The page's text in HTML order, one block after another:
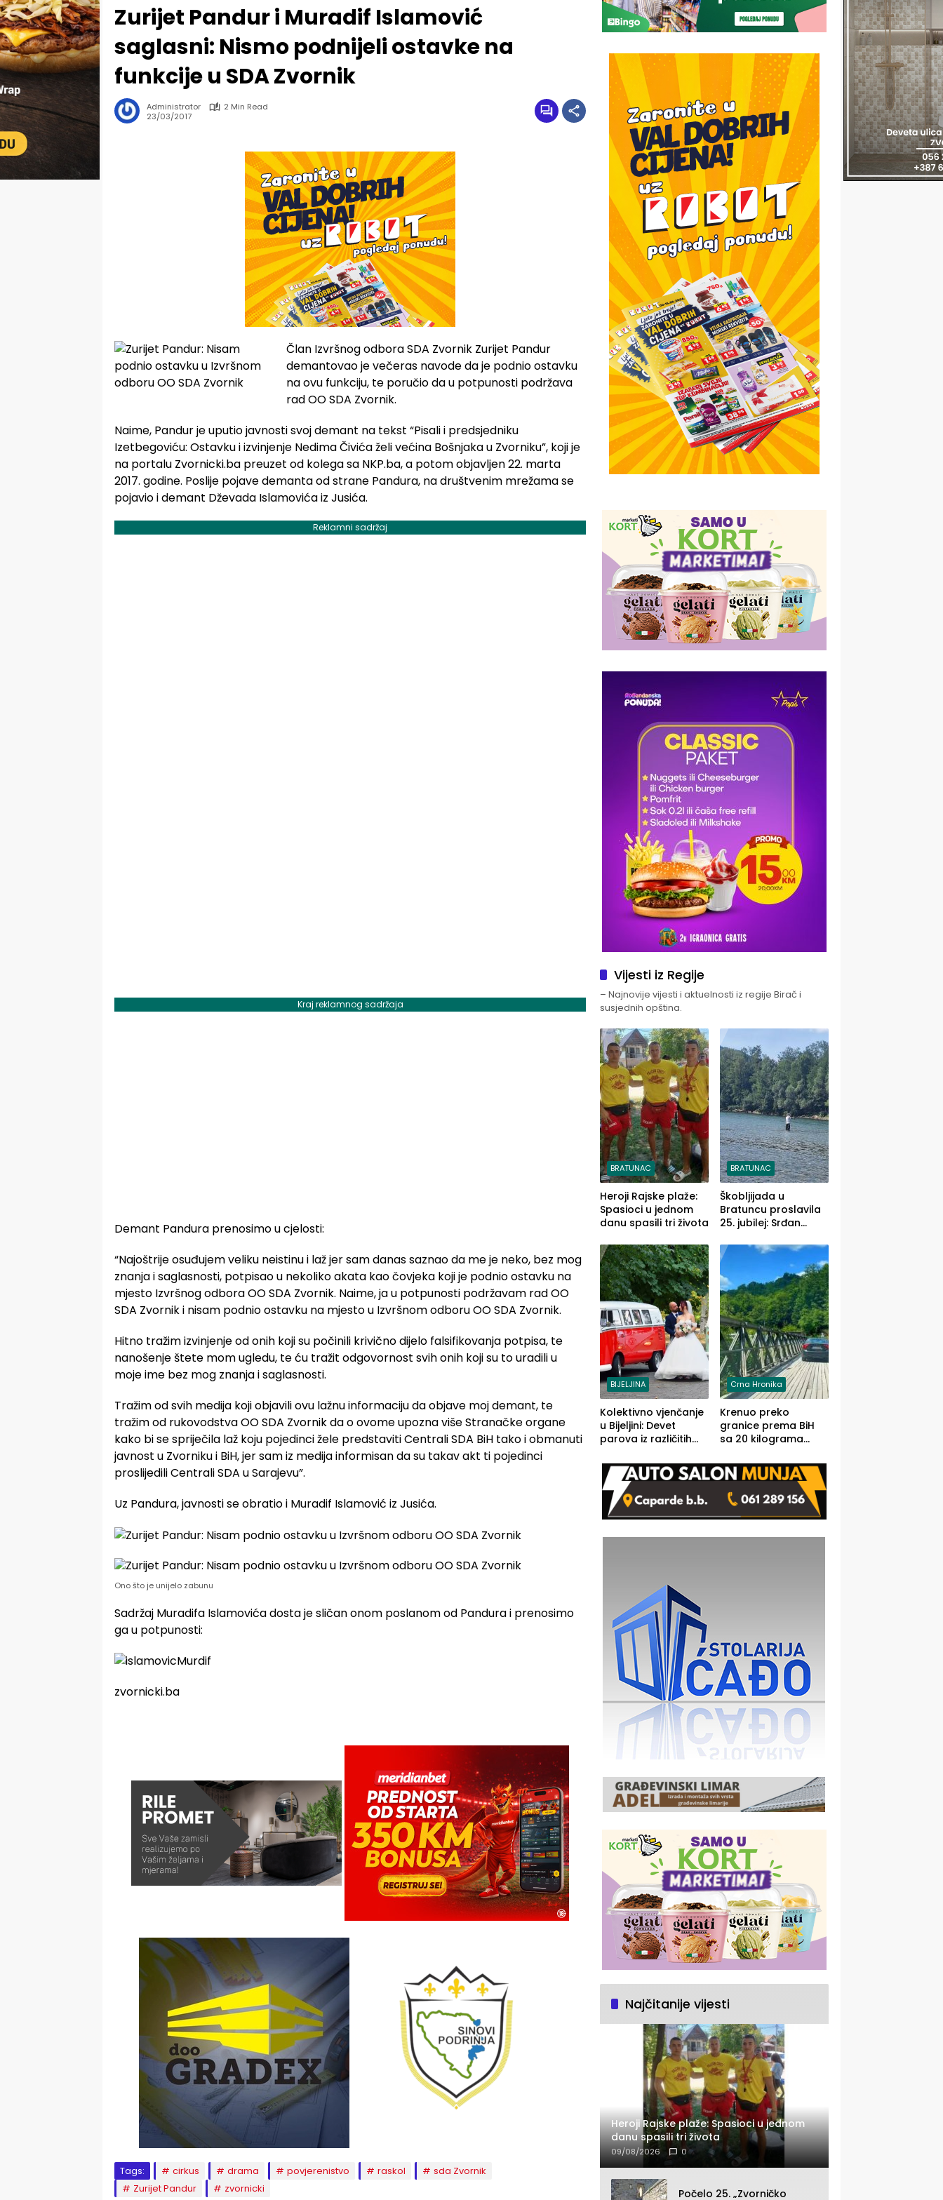
Zurijet Pandur i Muradif Islamović
saglasni: Nismo podnijeli ostavke na
funkcije u SDA Zvornik
Administrator
2 Min Read
23/03/2017
Član Izvršnog odbora SDA Zvornik Zurijet Pandur
demantovao je večeras navode da je podnio ostavku
na ovu funkciju, te poručio da u potpunosti podržava
rad OO SDA Zvornik.
Naime, Pandur je uputio javnosti svoj demant na tekst “Pisali i predsjedniku
Izetbegoviću: Ostavku i izvinjenje Nedima Čivića želi većina Bošnjaka u Zvorniku”, koji je
na portalu Zvornicki.ba preuzet od kolega sa NKP.ba, a potom objavljen 22. marta
2017. godine. Poslije pojave demanta od strane Pandura, na društvenim mrežama se
pojavio i demant Dževada Islamovića iz Jusića.
Reklamni sadržaj
Kraj reklamnog sadržaja
Demant Pandura prenosimo u cjelosti:
“Najoštrije osuđujem veliku neistinu i laž jer sam danas saznao da me je neko, bez mog
znanja i saglasnosti, potpisao u nekoliko akata kao čovjeka koji je podnio ostavku na
mjesto Izvršnog odbora OO SDA Zvornik. Naime, ja u potpunosti podržavam rad OO
SDA Zvornik i nisam podnio ostavku na mjesto u Izvršnom odboru OO SDA Zvornik.
Hitno tražim izvinjenje od onih koji su počinili krivično dijelo falsifikovanja potpisa, te
nanošenje štete mom ugledu, te ću tražit odgovornost svih onih koji su to uradili u
moje ime bez mog znanja i saglasnosti.
Tražim od svih medija koji objavili ovu lažnu informaciju da objave moj demant, te
tražim od rukovodstva OO SDA Zvornik da o ovome upozna više Stranačke organe
kako bi se spriječila laž koju pojedinci žele predstaviti Centrali SDA BiH tako i obmanuti
javnost u Zvorniku i BiH, jer sam iz medija informisan da su takav akt ti pojedinci
proslijedili Centrali SDA u Sarajevu”.
Uz Pandura, javnosti se obratio i Muradif Islamović iz Jusića.
Ono što je unijelo zabunu
Sadržaj Muradifa Islamovića dosta je sličan onom poslanom od Pandura i prenosimo
ga u potpunosti:
zvornicki.ba
Tags: cirkus drama povjerenistvo raskol
sda Zvornik
Zurijet Pandur
zvornicki
Vijesti iz Regije
– Najnovije vijesti i aktuelnosti iz regije Birač i
susjednih opština.
BRATUNAC
Heroji Rajske plaže:
Spasioci u jednom
danu spasili tri života
BRATUNAC
Škobljijada u
Bratuncu proslavila
25. jubilej: Srđan
ulovom od 2.040
grama (FOTO)
BIJELJINA
Kolektivno vjenčanje
u Bijeljini: Devet
parova iz različitih
izgovorilo
sudbonosno da
Crna Hronika
Krenuo preko
granice prema BiH
sa 20 kilograma
u automobilu
Najčitanije vijesti
Heroji Rajske plaže: Spasioci u jednom
danu spasili tri života
09/08/2026 0
Počelo 25. „Zvorničko